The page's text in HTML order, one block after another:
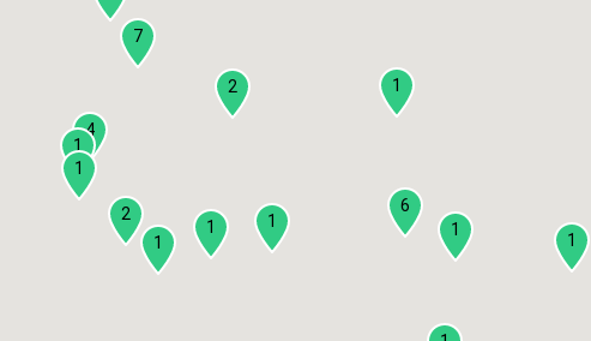
1
4
1
6
7
1
2
1
2
1
1
1
1